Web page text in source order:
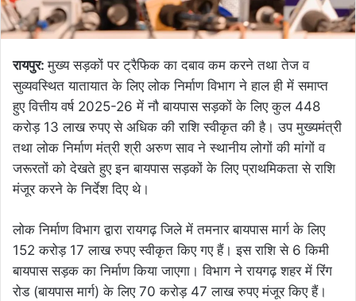
रायपुर:मुख्य सड़कों पर ट्रैफिक का दबाव कम करने तथा तेज व
सुव्यवस्थित यातायात के लिए लोक निर्माण विभाग ने हाल ही में समाप्त
हुए वित्तीय वर्ष 2025-26 में नौ बायपास सड़कों के लिए कुल 448
करोड़ 13 लाख रुपए से अधिक की राशि स्वीकृत की है। उप मुख्यमंत्री
तथा लोक निर्माण मंत्री श्री अरुण साव ने स्थानीय लोगों की मांगों व
जरूरतों को देखते हुए इन बायपास सड़कों के लिए प्राथमिकता से राशि
मंजूर करने के निर्देश दिए थे।
लोक निर्माण विभाग द्वारा रायगढ़ जिले में तमनार बायपास मार्ग के लिए
152 करोड़ 17 लाख रुपए स्वीकृत किए गए हैं। इस राशि से 6 किमी
बायपास सड़क का निर्माण किया जाएगा। विभाग ने रायगढ़ शहर में रिंग
रोड (बायपास मार्ग) के लिए 70 करोड़ 47 लाख रुपए मंजूर किए हैं।